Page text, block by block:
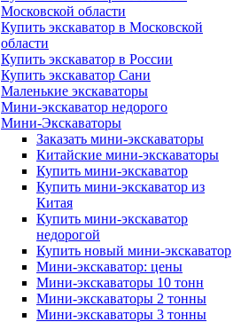
Московской области
Купить экскаватор в Московской
области
Купить экскаватор в России
Купить экскаватор Сани
Маленькие экскаваторы
Мини-экскаватор недорого
Мини-Экскаваторы
Заказать мини-экскаваторы
Китайские мини-экскаваторы
Купить мини-экскаватор
Купить мини-экскаватор из
Китая
Купить мини-экскаватор
недорогой
Купить новый мини-экскаватор
Мини-экскаватор: цены
Мини-экскаваторы 10 тонн
Мини-экскаваторы 2 тонны
Мини-экскаваторы 3 тонны